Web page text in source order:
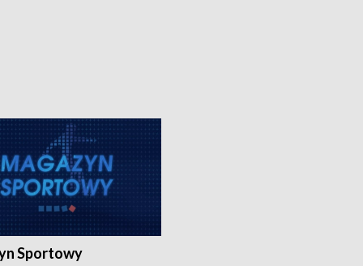
Sportowy